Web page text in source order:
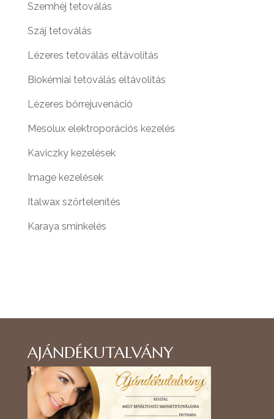
Szemhéj tetoválás
Száj tetoválás
Lézeres tetoválás eltávolítás
Biokémiai tetoválás eltávolítás
Lézeres bőrrejuvenáció
Mesolux elektroporációs kezelés
Kaviczky kezelések
Image kezelések
Italwax szőrtelenítés
Karaya sminkelés
AJÁNDÉKUTALVÁNY